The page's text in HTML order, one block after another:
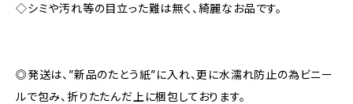
◇シミや汚れ等の目立った難は無く、綺麗なお品です。
◎発送は、”新品のたとう紙”に入れ、更に水濡れ防止の為ビニー
ルで包み、折りたたんだ上に梱包しております。